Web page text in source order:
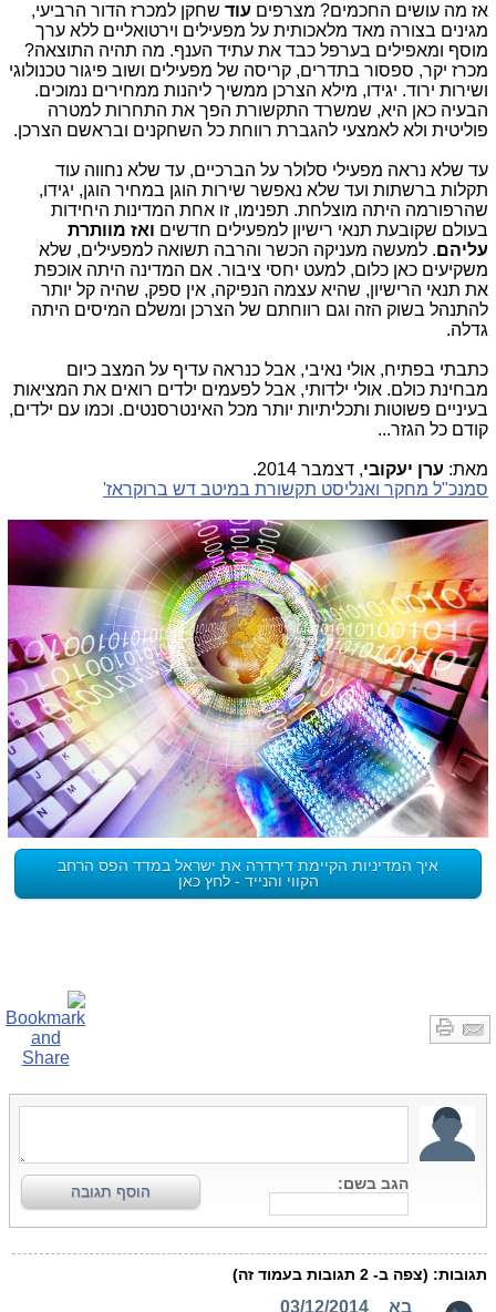
אז מה עושים החכמים? מצרפים עוד שחקן למכרז הדור הרביעי,
מגינים בצורה מאד מלאכותית על מפעילים וירטואליים ללא ערך
מוסף ומאפילים בערפל כבד את עתיד הענף. מה תהיה התוצאה?
מכרז יקר, ספסור בתדרים, קריסה של מפעילים ושוב פיגור טכנולוגי
ושירות ירוד. יגידו, מילא הצרכן ממשיך ליהנות ממחירים נמוכים.
הבעיה כאן היא, שמשרד התקשורת הפך את התחרות למטרה
פוליטית ולא לאמצעי להגברת רווחת כל השחקנים ובראשם הצרכן.
עד שלא נראה מפעילי סלולר על הברכיים, עד שלא נחווה עוד
תקלות ברשתות ועד שלא נאפשר שירות הוגן במחיר הוגן, יגידו,
שהרפורמה היתה מוצלחת. תפנימו, זו אחת המדינות היחידות
בעולם שקובעת תנאי רישיון למפעילים חדשים ואז מוותרת
עליהם. למעשה מעניקה הכשר והרבה תשואה למפעילים, שלא
משקיעים כאן כלום, למעט יחסי ציבור. אם המדינה היתה אוכפת
את תנאי הרישיון, שהיא עצמה הנפיקה, אין ספק, שהיה קל יותר
להתנהל בשוק הזה וגם רווחתם של הצרכן ומשלם המיסים היתה
גדלה.
כתבתי בפתיח, אולי נאיבי, אבל כנראה עדיף על המצב כיום
מבחינת כולם. אולי ילדותי, אבל לפעמים ילדים רואים את המציאות
בעיניים פשוטות ותכליתיות יותר מכל האינטרסנטים. וכמו עם ילדים,
קודם כל הגזר...
מאת: ערן יעקובי, דצמבר 2014.
סמנכ"ל מחקר ואנליסט תקשורת במיטב דש ברוקראז'
איך המדיניות הקיימת דירדרה את ישראל במדד הפס הרחב
הקווי והנייד - לחץ כאן